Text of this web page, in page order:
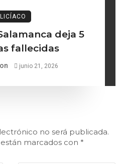
deja 5
fallecidas
junio 21, 2026
no será publicada.
marcados con *